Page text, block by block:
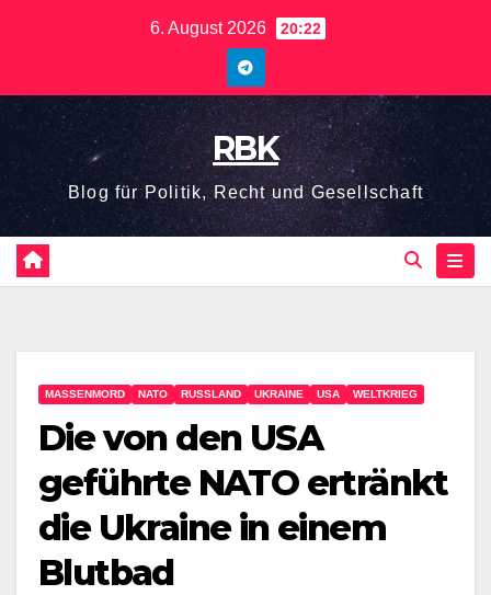
6. August 2026 20:22
RBK
Blog für Politik, Recht und Gesellschaft
MASSENMORD NATO RUSSLAND UKRAINE USA WELTKRIEG
Die von den USA
geführte NATO ertränkt
die Ukraine in einem
Blutbad